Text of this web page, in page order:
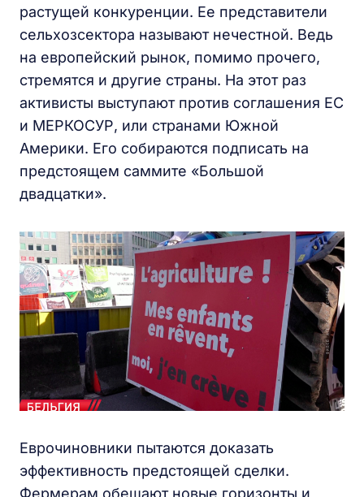
растущей конкуренции. Ее представители
сельхозсектора называют нечестной. Ведь
на европейский рынок, помимо прочего,
стремятся и другие страны. На этот раз
активисты выступают против соглашения ЕС
и МЕРКОСУР, или странами Южной
Америки. Его собираются подписать на
предстоящем саммите «Большой
двадцатки».
Еврочиновники пытаются доказать
эффективность предстоящей сделки.
Фермерам обещают новые горизонты и